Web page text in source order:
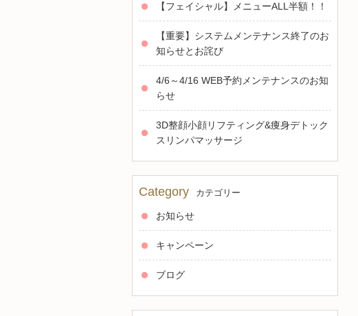
【フェイシャル】メニューALL半額！！
【重要】システムメンテナンス終了のお
知らせとお詫び
4/6～4/16 WEB予約メンテナンスのお知
らせ
3D整顔小顔リフティング&痩身デトック
スリンパマッサージ
Category カテゴリー
お知らせ
キャンペーン
ブログ